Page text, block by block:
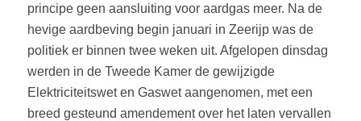
principe geen aansluiting voor aardgas meer. Na de
hevige aardbeving begin januari in Zeerijp was de
politiek er binnen twee weken uit. Afgelopen dinsdag
werden in de Tweede Kamer de gewijzigde
Elektriciteitswet en Gaswet aangenomen, met een
breed gesteund amendement over het laten vervallen